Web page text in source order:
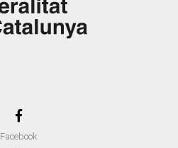
Facebook